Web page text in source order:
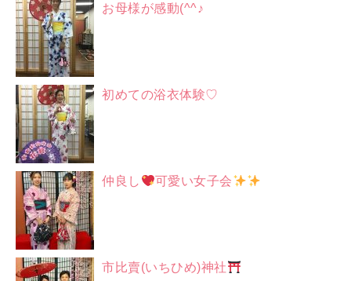
お母様が感動(^^♪
初めての浴衣体験♡
仲良し 可愛い女子会
市比賣(いちひめ)神社